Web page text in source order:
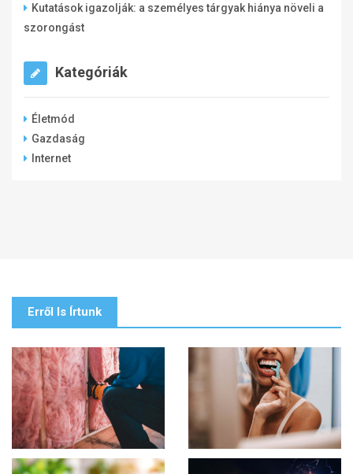
Kutatások igazolják: a személyes tárgyak hiánya növeli a
szorongást
Kategóriák
Életmód
Gazdaság
Internet
Erről Is Írtunk